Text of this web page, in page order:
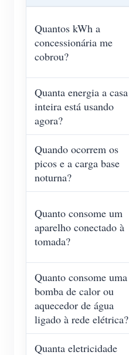
Quantos kWh a
concessionária me
cobrou?
Quanta energia a casa
inteira está usando
agora?
Quando ocorrem os
picos e a carga base
noturna?
Quanto consome um
aparelho conectado à
tomada?
Quanto consome uma
bomba de calor ou
aquecedor de água
ligado à rede elétrica?
Quanta eletricidade